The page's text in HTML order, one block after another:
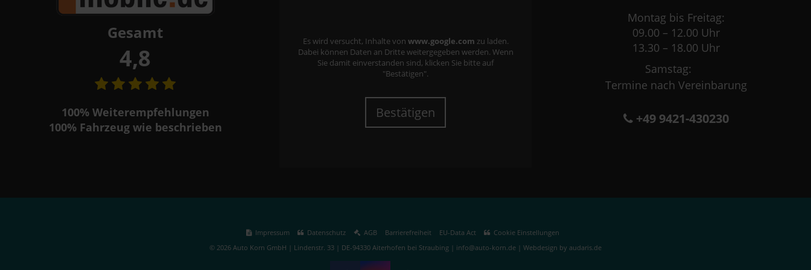
Gesamt
4,8
100%Weiterempfehlungen
100%Fahrzeug wie beschrieben
Es wird versucht, Inhalte von www.google.com zu laden.
Dabei können Daten an Dritte weitergegeben werden. Wenn
Sie damit einverstanden sind, klicken Sie bitte auf
"Bestätigen".
Bestätigen
Montag bis Freitag:
09.00 – 12.00 Uhr
13.30 – 18.00 Uhr
Samstag:
Termine nach Vereinbarung
+49 9421-430230
Impressum Datenschutz AGB Barrierefreiheit EU-Data Act
Cookie Einstellungen
© 2026 Auto Korn GmbH | Lindenstr. 33 | DE-94330 Aiterhofen bei Straubing | info@auto-korn.de | Webdesign by audaris.de